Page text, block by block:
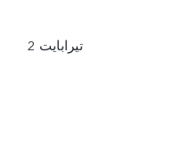
2 تيرابايت